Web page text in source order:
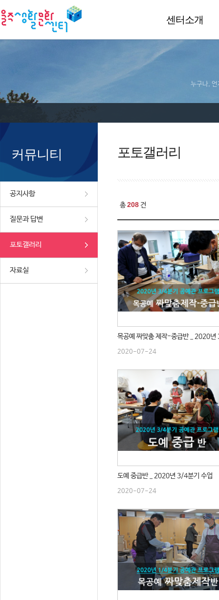
센터소개
누구나, 언
커뮤니티
공지사항
질문과 답변
포토갤러리
자료실
포토갤러리
총208 건
2020-07-24
도예 중급반 _ 2020년 3/4분기 수업
2020-07-24